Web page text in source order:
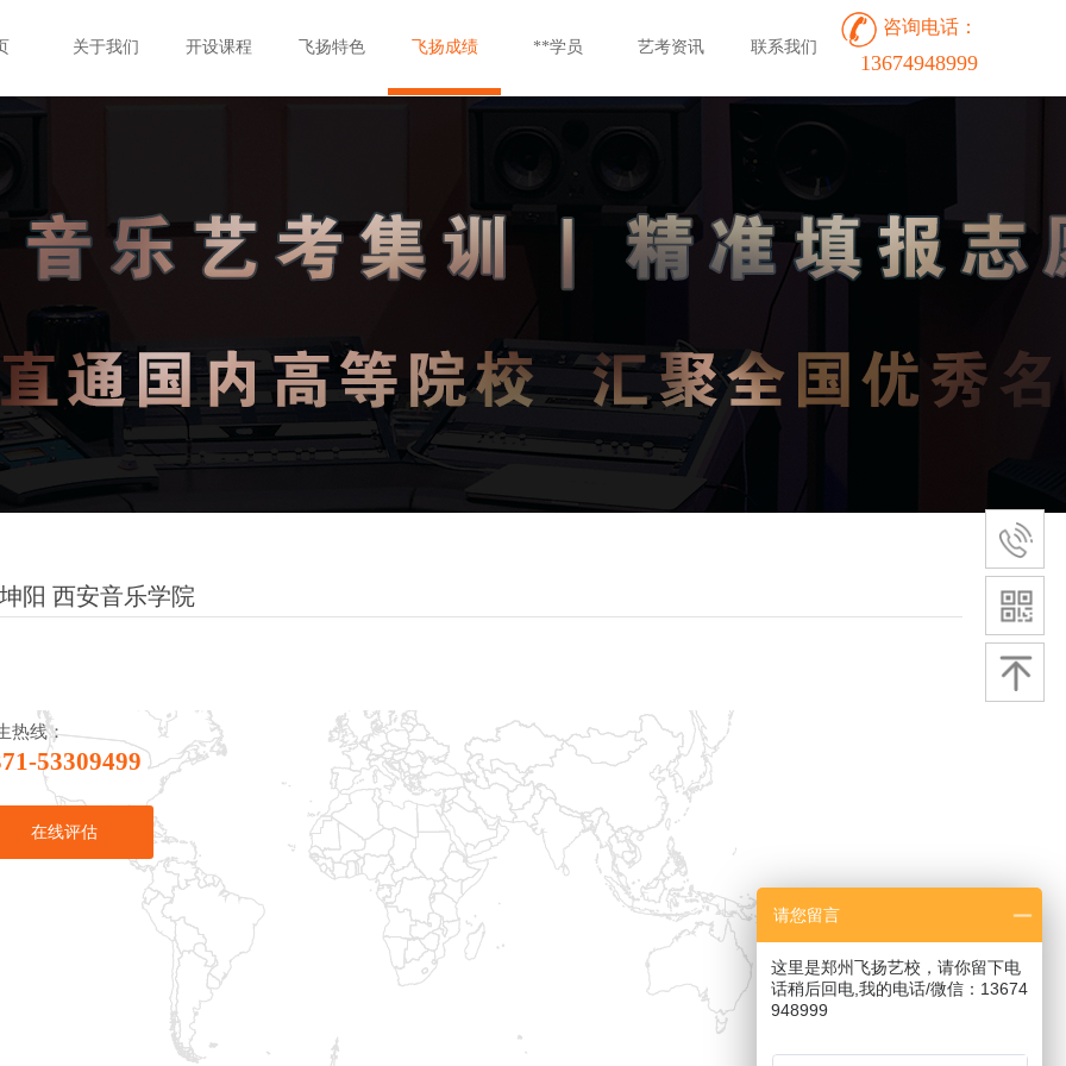
关于我们 开设课程 飞扬特色 飞扬成绩 **学员 艺考资讯 联系我们
咨询电话：
13674948999
阳 西安音乐学院
热线：
53309499
在线评估
请您留言
这里是郑州飞扬艺校，请你留下电
话稍后回电,我的电话/微信：13674
948999